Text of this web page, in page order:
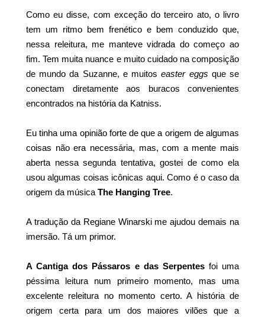
Como eu disse, com exceção do terceiro ato, o livro
tem um ritmo bem frenético e bem conduzido que,
nessa releitura, me manteve vidrada do começo ao
fim. Tem muita nuance e muito cuidado na composição
de mundo da Suzanne, e muitoseaster eggs que se
conectam diretamente aos buracos convenientes
encontrados na história da Katniss.
Eu tinha uma opinião forte de que a origem de algumas
coisas não era necessária, mas, com a mente mais
aberta nessa segunda tentativa, gostei de como ela
usou algumas coisas icônicas aqui. Como é o caso da
origem da música The Hanging Tree.
A tradução da Regiane Winarski me ajudou demais na
imersão. Tá um primor.
A Cantiga dos Pássaros e das Serpentesfoi uma
péssima leitura num primeiro momento, mas uma
excelente releitura no momento certo. A história de
origem certa para um dos maiores vilões que a